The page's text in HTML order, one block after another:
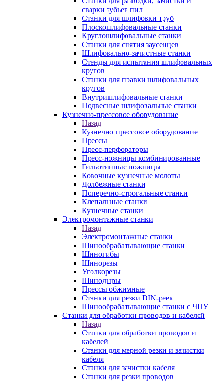
сварки зубьев пил
Станки для шлифовки труб
Плоскошлифовальные станки
Круглошлифовальные станки
Станки для снятия заусенцев
Шлифовально-зачистные станки
Стенды для испытания шлифовальных
кругов
Станки для правки шлифовальных
кругов
Внутришлифовальные станки
Подвесные шлифовальные станки
Кузнечно-прессовое оборудование
Назад
Кузнечно-прессовое оборудование
Прессы
Пресс-перфораторы
Пресс-ножницы комбинированные
Гильотинные ножницы
Ковочные кузнечные молоты
Долбежные станки
Поперечно-строгальные станки
Клепальные станки
Кузнечные станки
Электромонтажные станки
Назад
Электромонтажные станки
Шинообрабатывающие станки
Шиногибы
Шинорезы
Уголкорезы
Шинодыры
Прессы обжимные
Станки для резки DIN-реек
Шинообрабатывающие станки с ЧПУ
Станки для обработки проводов и кабелей
Назад
Станки для обработки проводов и
кабелей
Станки для мерной резки и зачистки
кабеля
Станки для зачистки кабеля
Станки для резки проводов